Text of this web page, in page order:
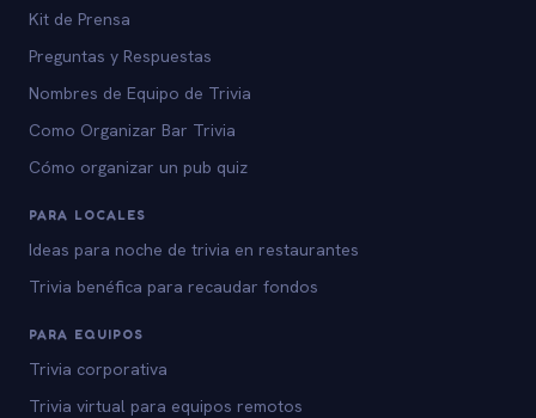
Kit de Prensa
Preguntas y Respuestas
Nombres de Equipo de Trivia
Como Organizar Bar Trivia
Cómo organizar un pub quiz
PARA LOCALES
Ideas para noche de trivia en restaurantes
Trivia benéfica para recaudar fondos
PARA EQUIPOS
Trivia corporativa
Trivia virtual para equipos remotos